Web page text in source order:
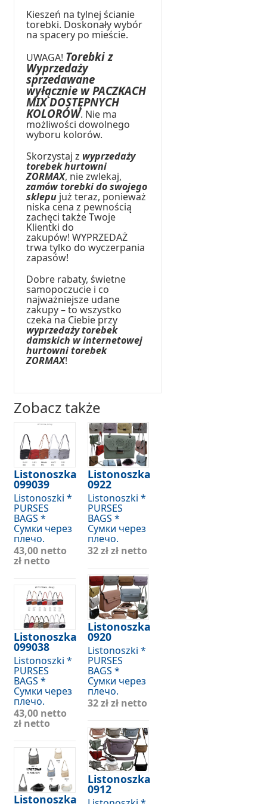
Kieszeń na tylnej ścianie
torebki. Doskonały wybór
na spacery po mieście.
UWAGA! Torebki z
Wyprzedaży
sprzedawane
wyłącznie w PACZKACH
MIX DOSTĘPNYCH
KOLORÓW. Nie ma
możliwości dowolnego
wyboru kolorów.
Skorzystaj z wyprzedaży
torebek hurtowni
ZORMAX, nie zwlekaj,
zamów torebki do swojego
sklepu już teraz, ponieważ
niska cena z pewnością
zachęci także Twoje
Klientki do
zakupów! WYPRZEDAŻ
trwa tylko do wyczerpania
zapasów!
Dobre rabaty, świetne
samopoczucie i co
najważniejsze udane
zakupy – to wszystko
czeka na Ciebie przy
wyprzedaży torebek
damskich w internetowej
hurtowni torebek
ZORMAX!
Zobacz także
Listonoszka
099039
Listonoszki *
PURSES
BAGS *
Сумки через
плечо.
43,00 netto
zł netto
Listonoszka
099038
Listonoszki *
PURSES
BAGS *
Сумки через
плечо.
43,00 netto
zł netto
Listonoszka
Listonoszka
0922
Listonoszki *
PURSES
BAGS *
Сумки через
плечо.
32 złzł netto
Listonoszka
0920
Listonoszki *
PURSES
BAGS *
Сумки через
плечо.
32 złzł netto
Listonoszka
0912